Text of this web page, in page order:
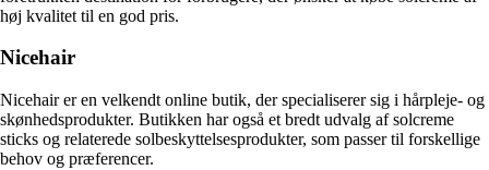
høj kvalitet til en god pris.
Nicehair
Nicehair er en velkendt online butik, der specialiserer sig i hårpleje- og
skønhedsprodukter. Butikken har også et bredt udvalg af solcreme
sticks og relaterede solbeskyttelsesprodukter, som passer til forskellige
behov og præferencer.